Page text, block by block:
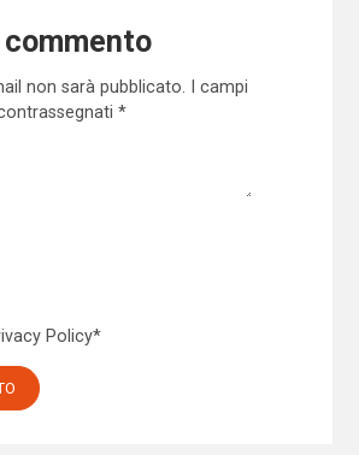
non sarà pubblicato.
I campi
*
Policy*